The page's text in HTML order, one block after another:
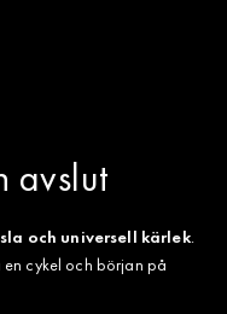
avslut
och universell kärlek.
en cykel och början på